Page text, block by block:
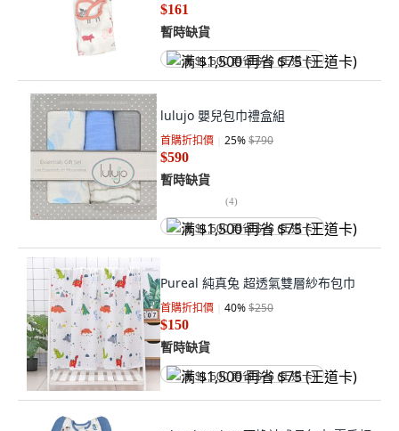
$161
暫時缺貨
满 $1,500 再省 $75 (王道卡)
lulujo 嬰兒包巾禮盒組
首購折扣價 25%$790
$590
暫時缺貨
(4)
满 $1,500 再省 $75 (王道卡)
Pureal 純真兔 超透氣雙層紗布包巾
首購折扣價 40%$250
$150
暫時缺貨
满 $1,500 再省 $75 (王道卡)